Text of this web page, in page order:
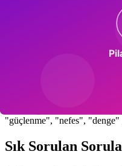
Grup Dinamiği ve
Grup sınıfında "onun karnı
Birebir ders başlangıçta tercih
"güçlenme", "nefes", "denge"
Sık Sorulan